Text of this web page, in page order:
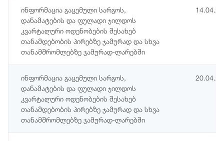
ინფორმაცია გაცემული სარგოს,
დანამატების და ფულადი ჯილდოს
კვარტალური ოდენობების შესახებ
თანამდებობის პირებზე ჯამურად და სხვა
თანამშრომლებზე ჯამურად-ლარებში
ინფორმაცია გაცემული სარგოს,
დანამატების და ფულადი ჯილდოს
კვარტალური ოდენობების შესახებ
თანამდებობის პირებზე ჯამურად და სხვა
თანამშრომლებზე ჯამურად-ლარებში